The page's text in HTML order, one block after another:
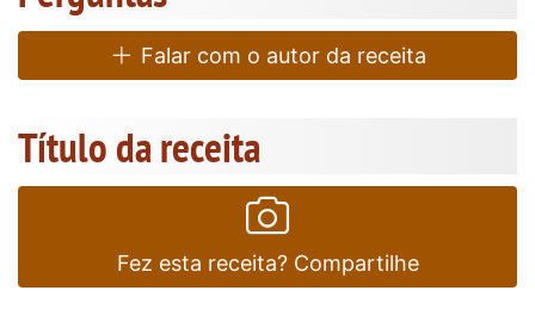
Falar com o autor da receita
Título da receita
Fez esta receita? Compartilhe